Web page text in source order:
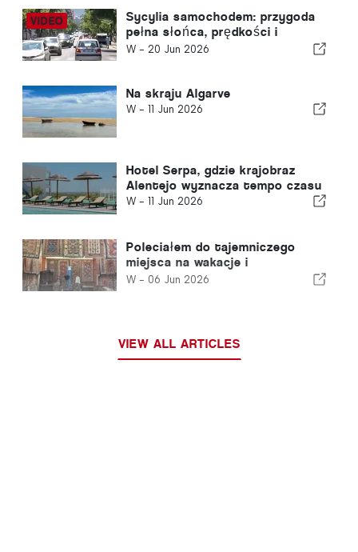
Sycylia samochodem: przygoda
pełna słońca, prędkości i
odrobiny strachu
W - 20 Jun 2026
Na skraju Algarve
W - 11 Jun 2026
Hotel Serpa, gdzie krajobraz
Alentejo wyznacza tempo czasu
W - 11 Jun 2026
Poleciałem do tajemniczego
miejsca na wakacje i
dowiedziałem się o tym dopiero
W - 06 Jun 2026
VIEW ALL ARTICLES